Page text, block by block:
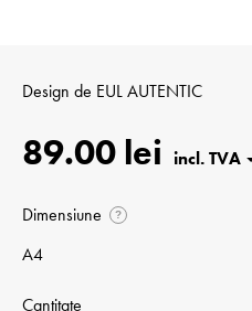
Design de EUL AUTENTIC
89.00 lei
Dimensiune ?
A4
Cantitate